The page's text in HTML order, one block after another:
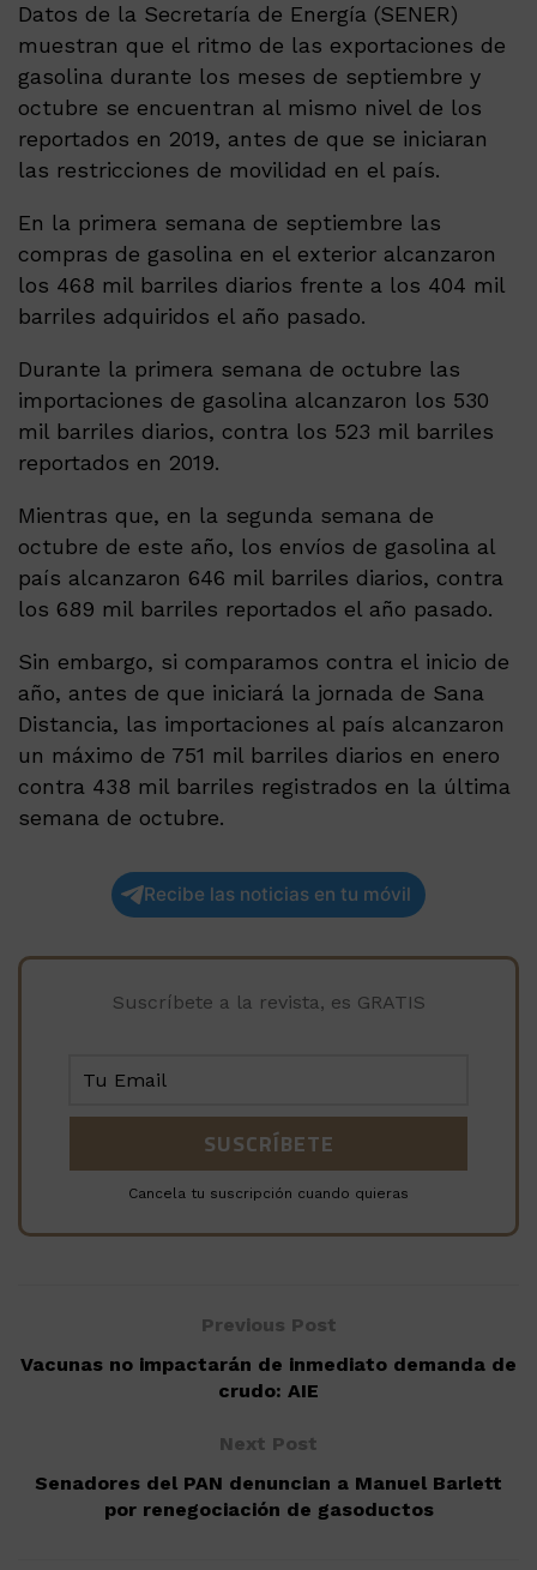
Datos de la Secretaría de Energía (SENER)
muestran que el ritmo de las exportaciones de
gasolina durante los meses de septiembre y
octubre se encuentran al mismo nivel de los
reportados en 2019, antes de que se iniciaran
las restricciones de movilidad en el país.
En la primera semana de septiembre las
compras de gasolina en el exterior alcanzaron
los 468 mil barriles diarios frente a los 404 mil
barriles adquiridos el año pasado.
Durante la primera semana de octubre las
importaciones de gasolina alcanzaron los 530
mil barriles diarios, contra los 523 mil barriles
reportados en 2019.
Mientras que, en la segunda semana de
octubre de este año, los envíos de gasolina al
país alcanzaron 646 mil barriles diarios, contra
los 689 mil barriles reportados el año pasado.
Sin embargo, si comparamos contra el inicio de
año, antes de que iniciará la jornada de Sana
Distancia, las importaciones al país alcanzaron
un máximo de 751 mil barriles diarios en enero
contra 438 mil barriles registrados en la última
semana de octubre.
Recibe las noticias en tu móvil
Suscríbete a la revista, es GRATIS
Cancela tu suscripción cuando quieras
Previous Post
Vacunas no impactarán de inmediato demanda de
crudo: AIE
Next Post
Senadores del PAN denuncian a Manuel Barlett
por renegociación de gasoductos